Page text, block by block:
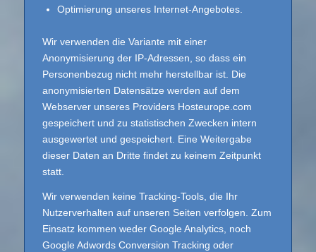
Optimierung unseres Internet-Angebotes.
Wir verwenden die Variante mit einer
Anonymisierung der IP-Adressen, so dass ein
Personenbezug nicht mehr herstellbar ist. Die
anonymisierten Datensätze werden auf dem
Webserver unseres Providers Hosteurope.com
gespeichert und zu statistischen Zwecken intern
ausgewertet und gespeichert. Eine Weitergabe
dieser Daten an Dritte findet zu keinem Zeitpunkt
statt.
Wir verwenden keine Tracking-Tools, die Ihr
Nutzerverhalten auf unseren Seiten verfolgen. Zum
Einsatz kommen weder Google Analytics, noch
Google Adwords Conversion Tracking oder